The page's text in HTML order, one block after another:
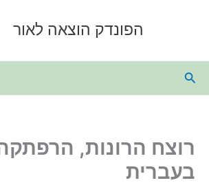
הפונדק הוצאה לאור
חיפוש
רוצח הרונות,
בעברית